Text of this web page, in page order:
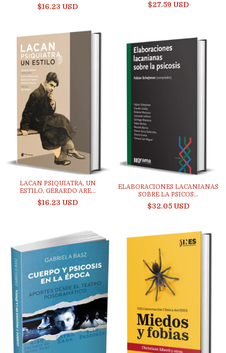
$16.23 USD $27.59 USD
LACAN PSIQUIATRA, UN
ESTILO, GERARDO ARE...
$16.23 USD
ELABORACIONES LACANIANAS
SOBRE LA PSICOS...
$32.05 USD